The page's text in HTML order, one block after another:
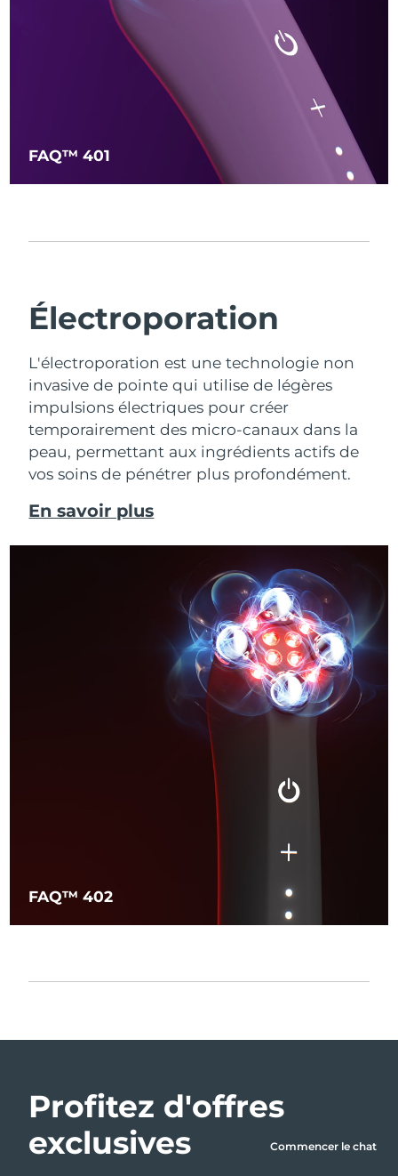
FAQ™ 401
Électroporation
L'électroporation est une technologie non
invasive de pointe qui utilise de légères
impulsions électriques pour créer
temporairement des micro-canaux dans la
peau, permettant aux ingrédients actifs de
vos soins de pénétrer plus profondément.
En savoir plus
FAQ™ 402
Profitez d'offres
exclusives
Commencer le chat